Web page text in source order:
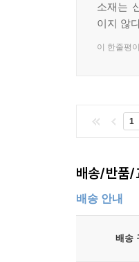
소재는
이지 않
이 한줄평
1
배송/반품/
배송 안내
배송